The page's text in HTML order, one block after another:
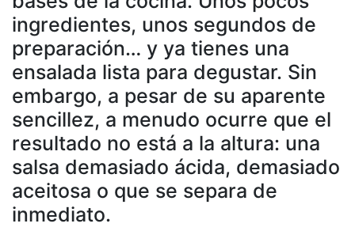
ingredientes, unos segundos de
preparación… y ya tienes una
ensalada lista para degustar. Sin
embargo, a pesar de su aparente
sencillez, a menudo ocurre que el
resultado no está a la altura: una
salsa demasiado ácida, demasiado
aceitosa o que se separa de
inmediato.